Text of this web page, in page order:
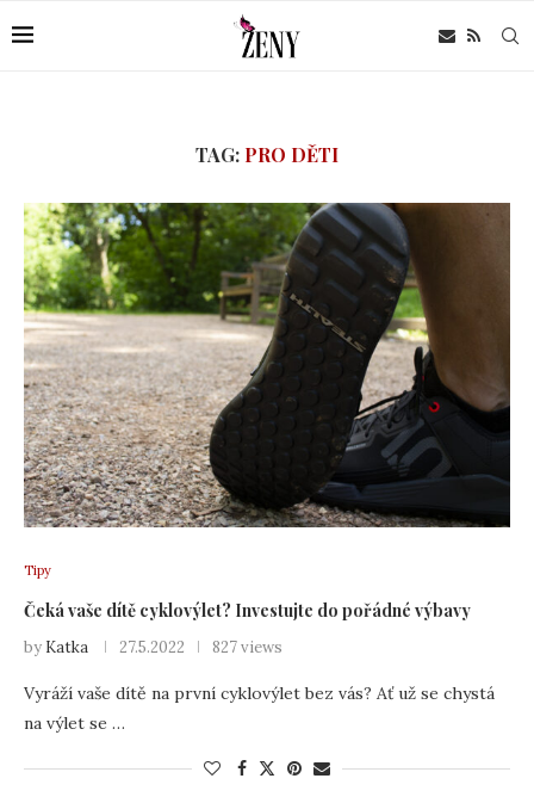
TAG: PRO DĚTI
Tipy
Čeká vaše dítě cyklovýlet? Investujte do pořádné výbavy
by Katka 27.5.2022 827 views
Vyráží vaše dítě na první cyklovýlet bez vás? Ať už se chystá
na výlet se …